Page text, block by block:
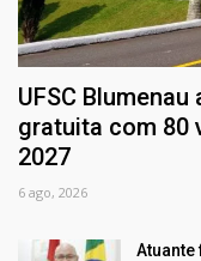
UFSC
gratuita com 80
2027
6 ago, 2026